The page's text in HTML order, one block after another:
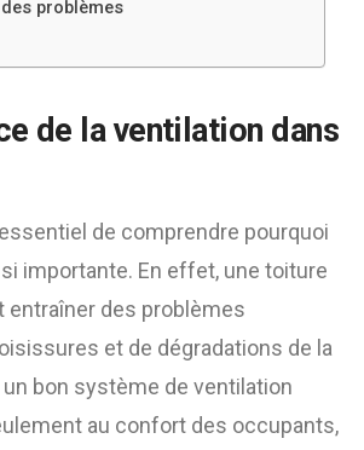
problèmes
de la ventilation dans
de comprendre pourquoi
importante. En effet, une toiture
entraîner des problèmes
et de dégradations de la
bon système de ventilation
au confort des occupants,